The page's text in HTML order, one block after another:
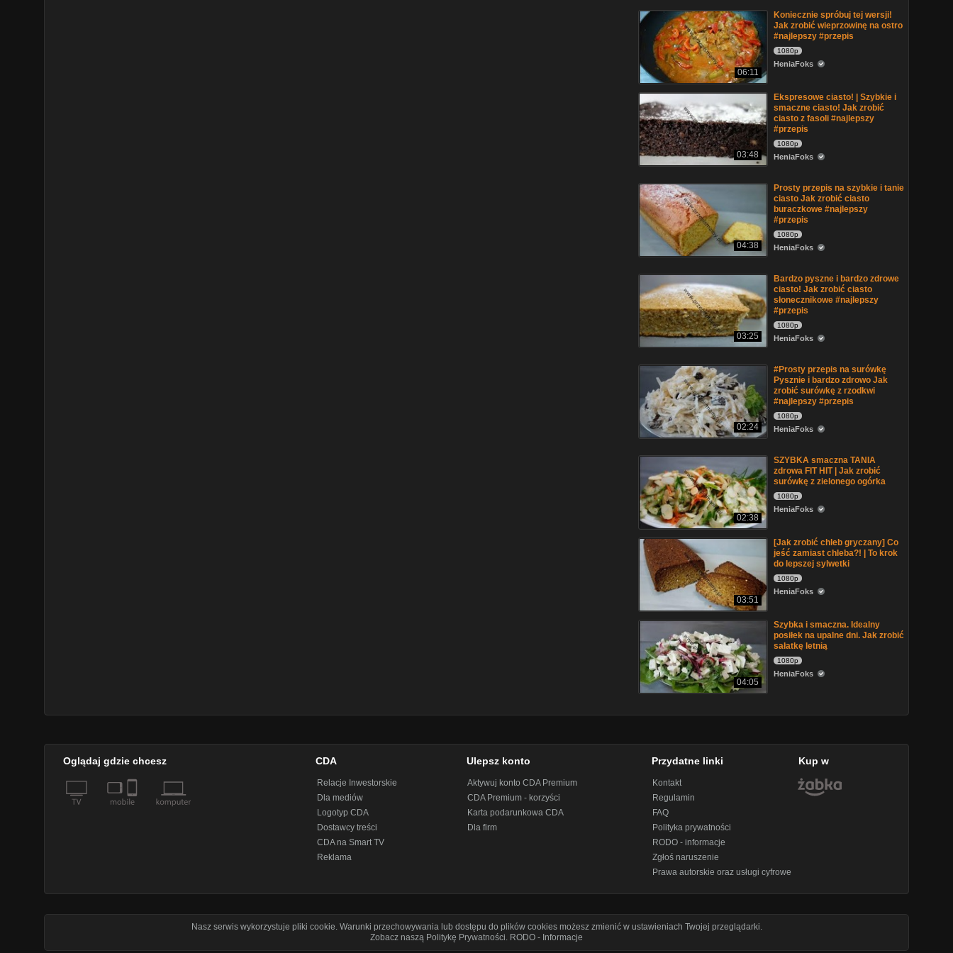
06:11
Koniecznie spróbuj tej wersji!
Jak zrobić wieprzowinę na ostro
#najlepszy #przepis
1080p
HeniaFoks
03:48
Ekspresowe ciasto! | Szybkie i
smaczne ciasto! Jak zrobić
ciasto z fasoli #najlepszy
#przepis
1080p
HeniaFoks
04:38
Prosty przepis na szybkie i tanie
ciasto Jak zrobić ciasto
buraczkowe #najlepszy
#przepis
1080p
HeniaFoks
03:25
Bardzo pyszne i bardzo zdrowe
ciasto! Jak zrobić ciasto
słonecznikowe #najlepszy
#przepis
1080p
HeniaFoks
02:24
#Prosty przepis na surówkę
Pysznie i bardzo zdrowo Jak
zrobić surówkę z rzodkwi
#najlepszy #przepis
1080p
HeniaFoks
02:38
SZYBKA smaczna TANIA
zdrowa FIT HIT | Jak zrobić
surówkę z zielonego ogórka
1080p
HeniaFoks
03:51
[Jak zrobić chleb gryczany] Co
jeść zamiast chleba?! | To krok
do lepszej sylwetki
1080p
HeniaFoks
04:05
Szybka i smaczna. Idealny
posiłek na upalne dni. Jak zrobić
sałatkę letnią
1080p
HeniaFoks
Oglądaj gdzie chcesz CDA
Relacje Inwestorskie
Dla mediów
Logotyp CDA
Dostawcy treści
CDA na Smart TV
Reklama
Ulepsz konto
Aktywuj konto CDA Premium
CDA Premium - korzyści
Karta podarunkowa CDA
Dla firm
Przydatne linki
Kontakt
Regulamin
FAQ
Polityka prywatności
RODO - informacje
Zgłoś naruszenie
Prawa autorskie oraz usługi cyfrowe
Kup w
Nasz serwis wykorzystuje pliki cookie. Warunki przechowywania lub dostępu do plików cookies możesz zmienić w ustawieniach Twojej przeglądarki.
Zobacz naszą Politykę Prywatności. RODO - Informacje